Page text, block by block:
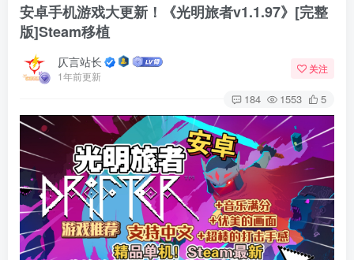
安卓手机游戏大更新！《光明旅者v1.1.97》[完整
版]Steam移植
仄言站长
1年前更新
关注
184 1553 5